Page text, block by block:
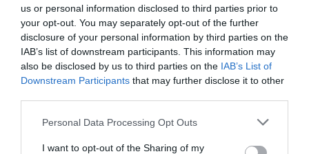
us or personal information disclosed to third parties prior to
your opt-out. You may separately opt-out of the further
disclosure of your personal information by third parties on the
IAB’s list of downstream participants. This information may
also be disclosed by us to third parties on the IAB’s List of
Downstream Participants that may further disclose it to other
Please note that this website/app uses one or more Google
not limited to your visit or usage behaviour. You may click to
Personal Data Processing Opt Outs
I want to opt-out of the Sharing of my
Shutterstock